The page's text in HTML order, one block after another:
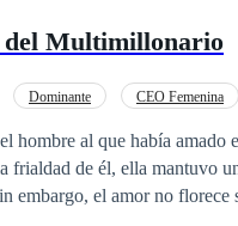
puntos de vida para
como arma a su favor
Multimillonario
Dominante CEO Femenina
hombre al que había amado
frialdad de él, ella mantuvo
embargo, el amor no florece